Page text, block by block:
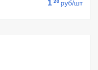
1 20 руб/шт